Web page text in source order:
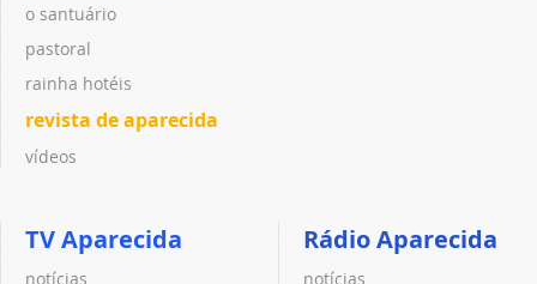
o santuário
pastoral
rainha hotéis
revista de aparecida
vídeos
TV Aparecida
notícias
Rádio Aparecida
notícias